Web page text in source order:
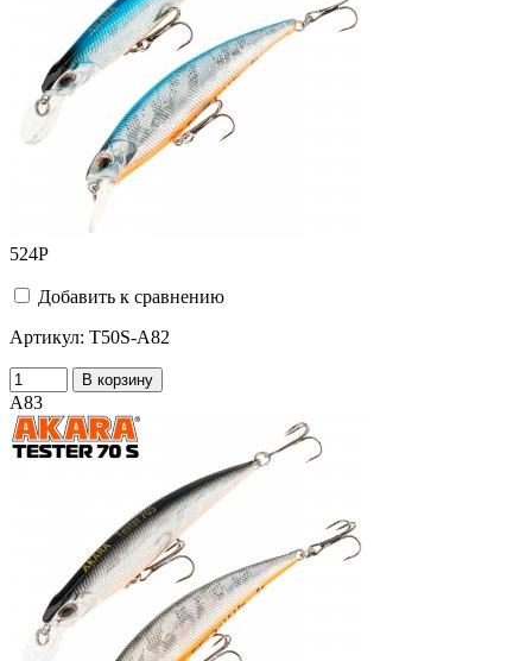
524Р
Добавить к сравнению
Артикул: T50S-A82
В корзину
A83